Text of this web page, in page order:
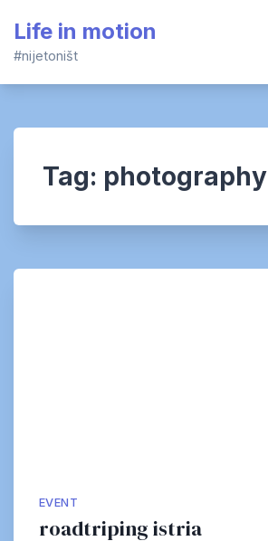
content
Life in motion
#nijetoništ
Tag: photography
EVENT
roadtriping istria